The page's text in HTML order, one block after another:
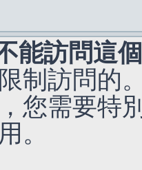
能訪問這
制訪問的
您需要特
。